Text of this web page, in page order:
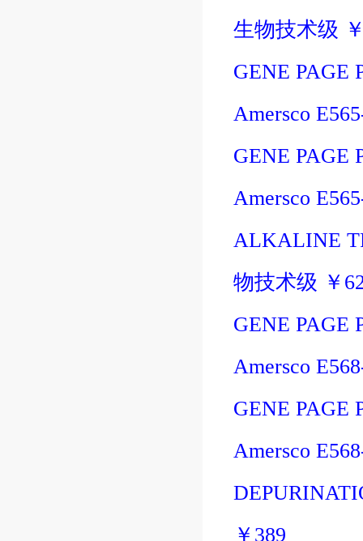
生物技术级
GENE PAGE
Amersco
GENE PAGE
Amersco
ALKALINE
物技术级 ￥
GENE PAGE
Amersco
GENE PAGE
Amersco
￥ 389